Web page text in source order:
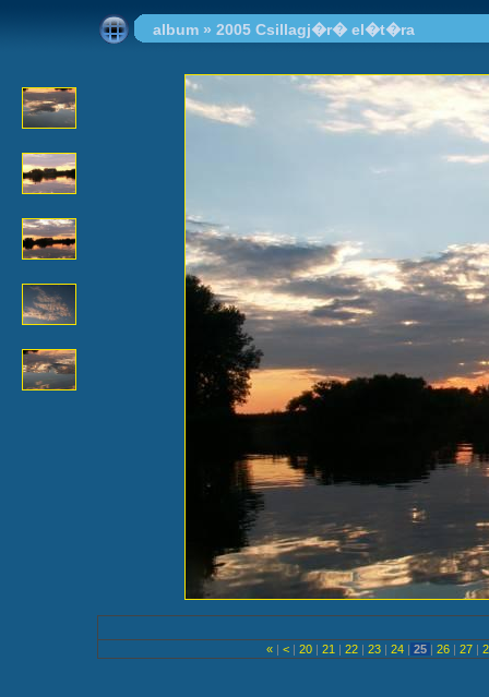
album » 2005 Csillagj�r� el�t�ra
« | < | 20 | 21 | 22 | 23 | 24 | 25 | 26 | 27 |